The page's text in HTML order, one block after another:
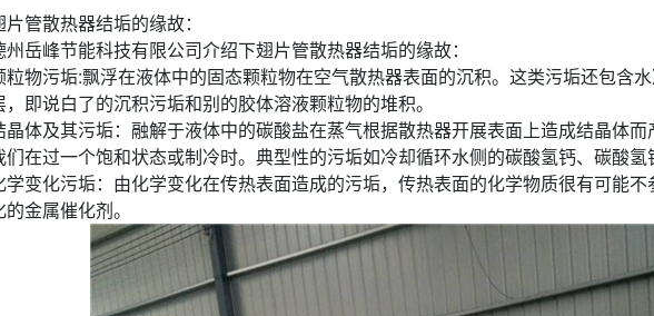
片管散热器结垢的缘故：
州岳峰节能科技有限公司介绍下翅片管散热器结垢的缘故：
粒物污垢:飘浮在液体中的固态颗粒物在空气散热器表面的沉积。这类污垢还包含
，即说白了的沉积污垢和别的胶体溶液颗粒物的堆积。
晶体及其污垢：融解于液体中的碳酸盐在蒸气根据散热器开展表面上造成结晶体
们在过一个饱和状态或制冷时。典型性的污垢如冷却循环水侧的碳酸氢钙、碳酸氢
学变化污垢：由化学变化在传热表面造成的污垢，传热表面的化学物质很有可能
金属催化剂。